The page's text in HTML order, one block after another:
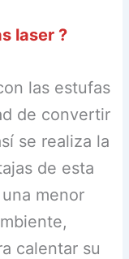
laser ?
las estufas
de convertir
se realiza la
de esta
menor
calentar su